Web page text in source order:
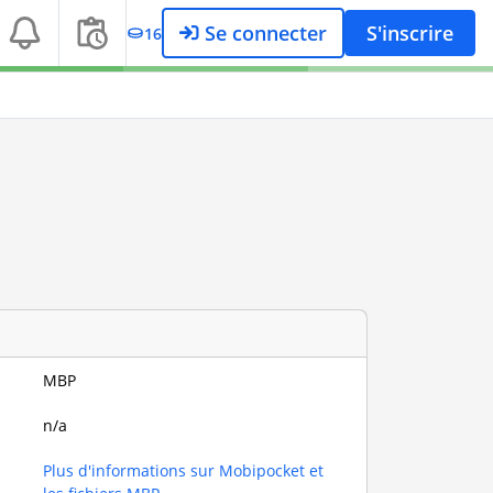
16 Se connecter S'inscrire
MBP
n/a
Plus d'informations sur Mobipocket et